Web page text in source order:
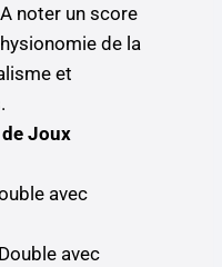
noter un score
de la
et
Joux
avec
avec